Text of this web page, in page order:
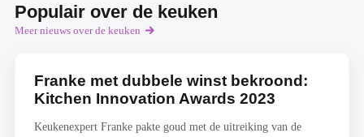
Populair over de keuken
Meer nieuws over de keuken
Franke met dubbele winst bekroond:
Kitchen Innovation Awards 2023
Keukenexpert Franke pakte goud met de uitreiking van de